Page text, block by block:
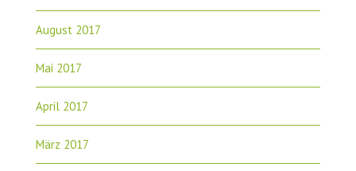
August 2017
Mai 2017
April 2017
März 2017